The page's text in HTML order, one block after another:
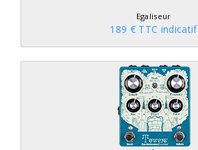
Egaliseur
189 € TTC indicatif